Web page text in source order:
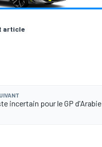
article
incertain pour le GP d'Arabie